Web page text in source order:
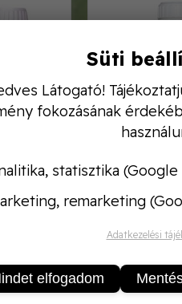
100ml
3
Süti
Látogató!
fokozásának
statisztika
remarketing
Adatkezelési
elfogadom